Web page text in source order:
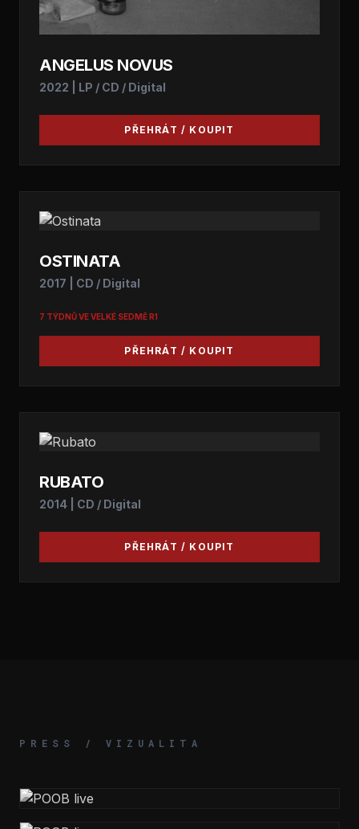
ANGELUS NOVUS
2022 | LP / CD / Digital
PŘEHRÁT / KOUPIT
OSTINATA
2017 | CD / Digital
7 TÝDNŮ VE VELKÉ SEDMĚ R1
PŘEHRÁT / KOUPIT
RUBATO
2014 | CD / Digital
PŘEHRÁT / KOUPIT
PRESS / VIZUALITA